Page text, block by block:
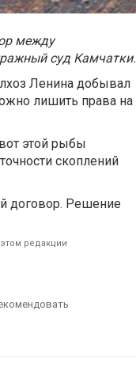
между
суд Камчатки.
Ленина добывал
лишить права на
этой рыбы
скоплений
договор. Решение
редакции